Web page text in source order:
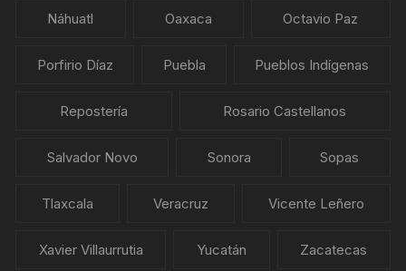
Náhuatl Oaxaca Octavio Paz
Porfirio Díaz Puebla Pueblos Indígenas
Repostería Rosario Castellanos
Salvador Novo Sonora Sopas
Tlaxcala Veracruz Vicente Leñero
Xavier Villaurrutia Yucatán Zacatecas